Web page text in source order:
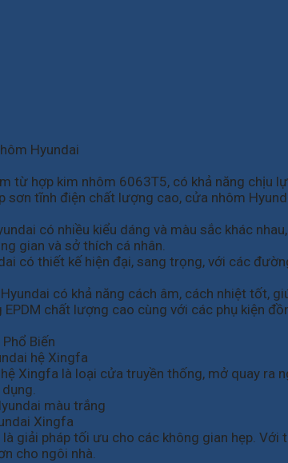
Hyundai
từ hợp kim nhôm 6063T5, có khả năng chịu
sơn tĩnh điện chất lượng cao, cửa nhôm
có nhiều kiểu dáng và màu sắc khác
gian và sở thích cá nhân.
có thiết kế hiện đại, sang trọng, với các
có khả năng cách âm, cách nhiệt tốt,
chất lượng cao cùng với các phụ kiện
Biến
hệ Xingfa
Xingfa là loại cửa truyền thống, mở quay
màu trắng
Xingfa
giải pháp tối ưu cho các không gian hẹp.
cho ngôi nhà.